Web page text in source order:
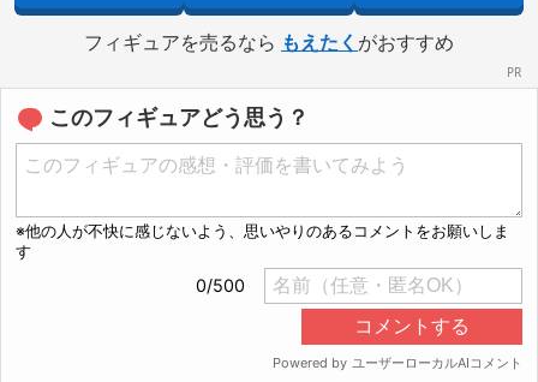
フィギュアを売るなら もえたく がおすすめ
このフィギュアどう思う？